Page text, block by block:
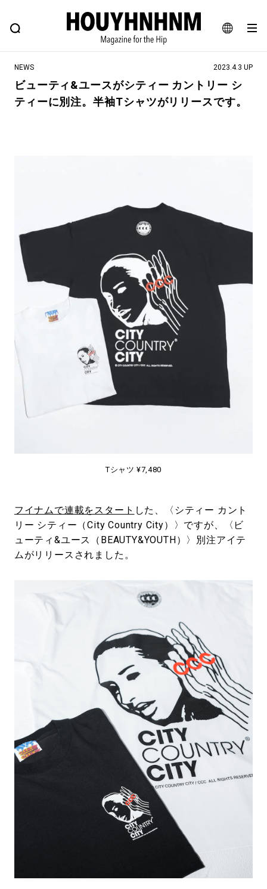
JA
EN
FEATURE BLOG SNAP
ヒップなファッション、カルチャー、ライフスタイルWEBマガジン
#フイナムのYouTube
#Commune H #FOCUS IT
#MUSIC
#SNEAKER #OUTDOOR
#SPORTS #HANDSOME HANDBOOK
NEWS 2023.4.3 UP
ビューティ&ユースがシティー カントリー シ
ティーに別注。半袖Tシャツがリリースです。
Tシャツ ¥7,480
フイナムで連載をスタート した、〈シティー カント
リー シティー（City Country City）〉ですが、〈ビ
ューティ&ユース（BEAUTY&YOUTH）〉別注アイテ
ムがリリースされました。